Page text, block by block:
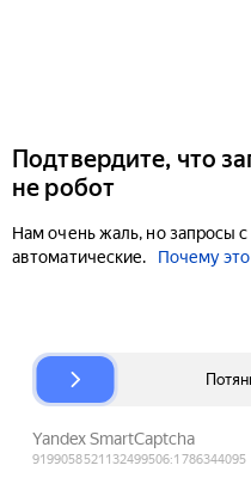
Подтвердите, что
не робот
Нам очень жаль, но запросы
автоматические.
Почему